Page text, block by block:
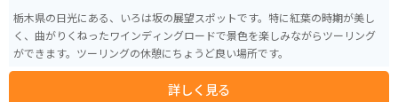
栃木県の日光にある、いろは坂の展望スポットです。特に紅葉の時期が美し
く、曲がりくねったワインディングロードで景色を楽しみながらツーリング
ができます。ツーリングの休憩にちょうど良い場所です。
詳しく見る